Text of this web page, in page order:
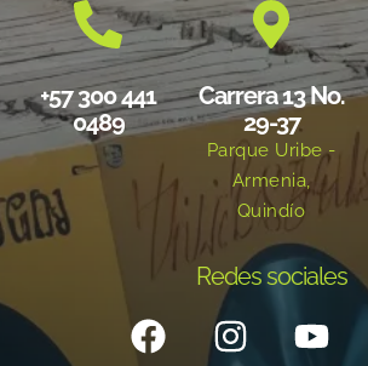
+57 300 441
0489
Carrera 13 No.
29-37
Parque Uribe -
Armenia,
Quindío
Redes sociales